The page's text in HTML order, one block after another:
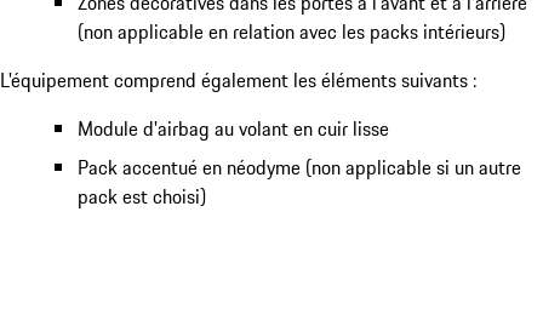
(non applicable en relation avec les packs intérieurs)
L'équipement comprend également les éléments suivants :
Module d'airbag au volant en cuir lisse
Pack accentué en néodyme (non applicable si un autre
pack est choisi)